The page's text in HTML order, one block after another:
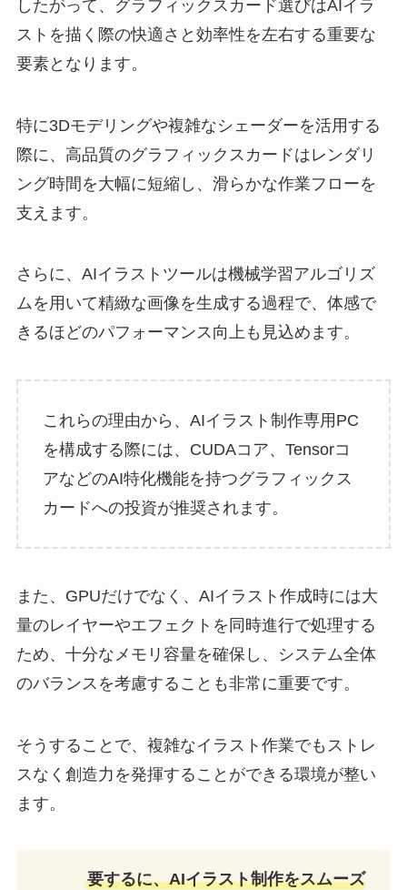
したがって、グラフィックスカード選びはAIイラ
ストを描く際の快適さと効率性を左右する重要な
要素となります。
特に3Dモデリングや複雑なシェーダーを活用する
際に、高品質のグラフィックスカードはレンダリ
ング時間を大幅に短縮し、滑らかな作業フローを
支えます。
さらに、AIイラストツールは機械学習アルゴリズ
ムを用いて精緻な画像を生成する過程で、体感で
きるほどのパフォーマンス向上も見込めます。
これらの理由から、AIイラスト制作専用PC
を構成する際には、CUDAコア、Tensorコ
アなどのAI特化機能を持つグラフィックス
カードへの投資が推奨されます。
また、GPUだけでなく、AIイラスト作成時には大
量のレイヤーやエフェクトを同時進行で処理する
ため、十分なメモリ容量を確保し、システム全体
のバランスを考慮することも非常に重要です。
そうすることで、複雑なイラスト作業でもストレ
スなく創造力を発揮することができる環境が整い
ます。
要するに、AIイラスト制作をスムーズ